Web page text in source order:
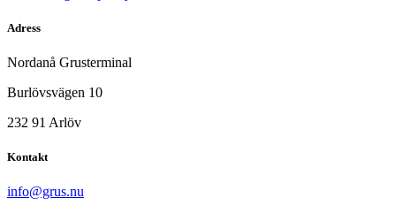
Adress
Nordanå Grusterminal
Burlövsvägen 10
232 91 Arlöv
Kontakt
info@grus.nu